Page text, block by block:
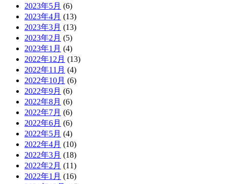
2023年5月 (6)
2023年4月 (13)
2023年3月 (13)
2023年2月 (5)
2023年1月 (4)
2022年12月 (13)
2022年11月 (4)
2022年10月 (6)
2022年9月 (6)
2022年8月 (6)
2022年7月 (6)
2022年6月 (6)
2022年5月 (4)
2022年4月 (10)
2022年3月 (18)
2022年2月 (11)
2022年1月 (16)